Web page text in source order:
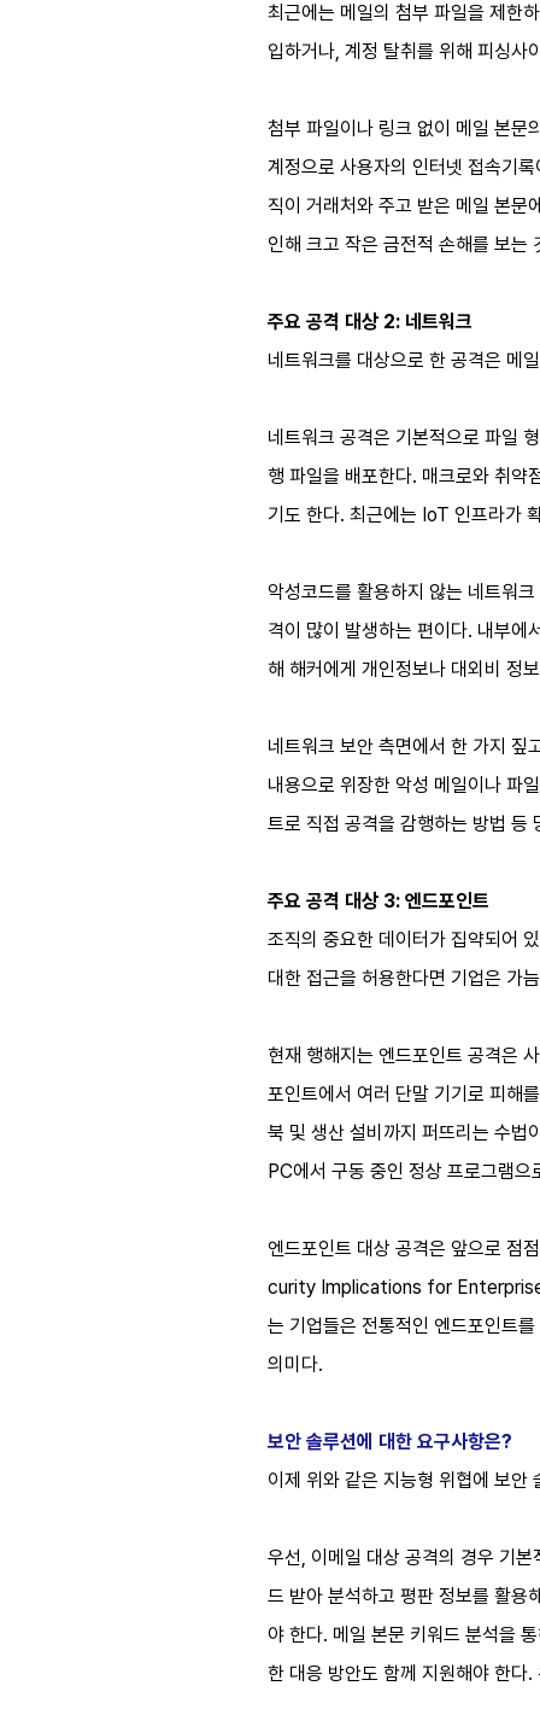
최근에는 메일의 첨부 파일을 제한
입하거나, 계정 탈취를 위해 피싱사
첨부 파일이나 링크 없이 메일 본문
계정으로 사용자의 인터넷 접속기
직이 거래처와 주고 받은 메일 본문
인해 크고 작은 금전적 손해를 보
주요 공격 대상 2: 네트워크
네트워크를 대상으로 한 공격은 메
네트워크 공격은 기본적으로 파일
행 파일을 배포한다. 매크로와 취약
기도 한다. 최근에는 IoT 인프라가
악성코드를 활용하지 않는 네트워
격이 많이 발생하는 편이다. 내부에
해 해커에게 개인정보나 대외비 정
네트워크 보안 측면에서 한 가지 짚
내용으로 위장한 악성 메일이나 파
트로 직접 공격을 감행하는 방법 등
주요 공격 대상 3: 엔드포인트
조직의 중요한 데이터가 집약되어
대한 접근을 허용한다면 기업은 가
현재 행해지는 엔드포인트 공격은
포인트에서 여러 단말 기기로 피해
북 및 생산 설비까지 퍼뜨리는 수법
PC에서 구동 중인 정상 프로그램
엔드포인트 대상 공격은 앞으로 점
curity Implications for
는 기업들은 전통적인 엔드포인트
의미다.
보안 솔루션에 대한 요구사항은?
이제 위와 같은 지능형 위협에 보안
우선, 이메일 대상 공격의 경우 기
드 받아 분석하고 평판 정보를 활용
야 한다. 메일 본문 키워드 분석을
한 대응 방안도 함께 지원해야 한다